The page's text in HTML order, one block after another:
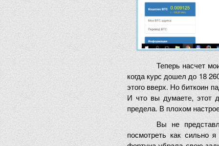
Теперь насчет
когда курс дошел до 18
этого вверх. Но биткоин
И что вы думаете, этот
предела. В плохом
Вы не
посмотреть как сильно